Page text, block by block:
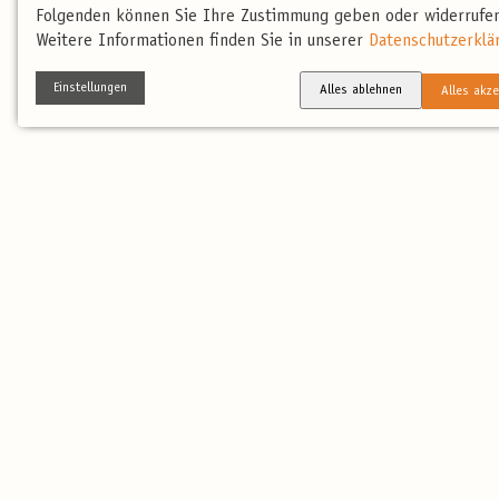
Folgenden können Sie Ihre Zustimmung geben oder
Weitere Informationen finden Sie in unserer
Einstellungen Alles ablehnen Alles